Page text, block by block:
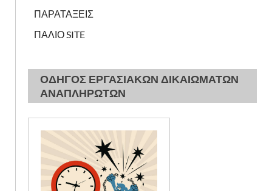
ΠΑΡΑΤΑΞΕΙΣ
ΠΑΛΙΟ SITE
ΟΔΗΓΟΣ ΕΡΓΑΣΙΑΚΩΝ ΔΙΚΑΙΩΜΑΤΩΝ
ΑΝΑΠΛΗΡΩΤΩΝ